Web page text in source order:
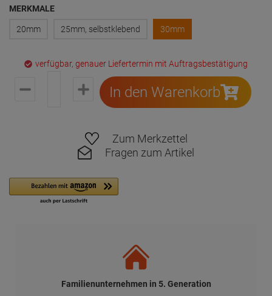
MERKMALE
20mm 25mm, selbstklebend 30mm
verfügbar, genauer Liefertermin mit Auftragsbestätigung
In den Warenkorb
Zum Merkzettel
Fragen zum Artikel
Familienunternehmen in 5. Generation